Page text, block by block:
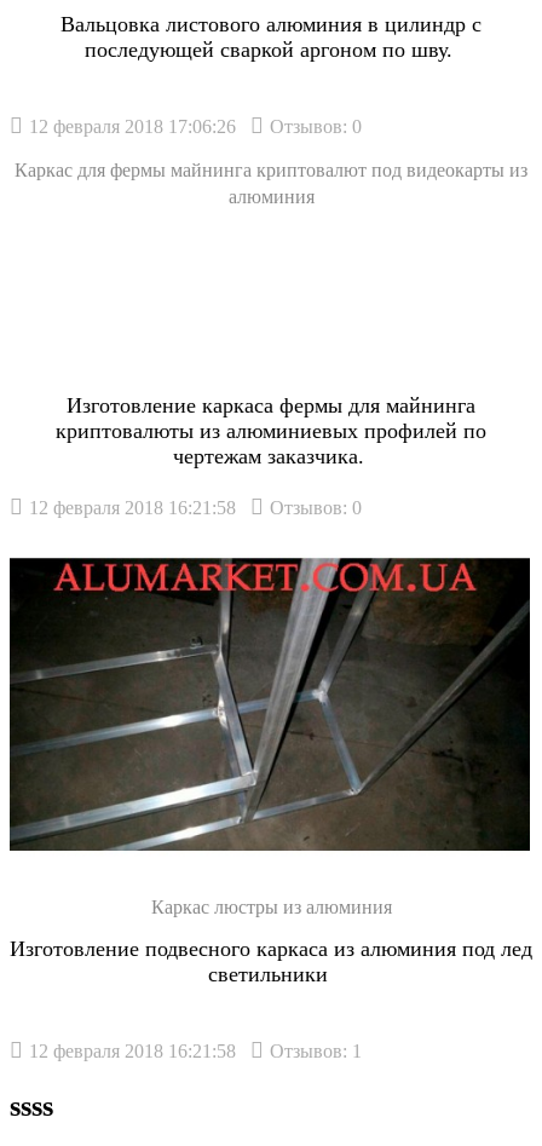
Вальцовка листового алюминия в цилиндр с
последующей сваркой аргоном по шву.
12 февраля 2018 17:06:26 Отзывов: 0
Каркас для фермы майнинга криптовалют под видеокарты из
алюминия
Изготовление каркаса фермы для майнинга
криптовалюты из алюминиевых профилей по
чертежам заказчика.
12 февраля 2018 16:21:58 Отзывов: 0
Каркас люстры из алюминия
Изготовление подвесного каркаса из алюминия под лед
светильники
12 февраля 2018 16:21:58 Отзывов: 1
ssss